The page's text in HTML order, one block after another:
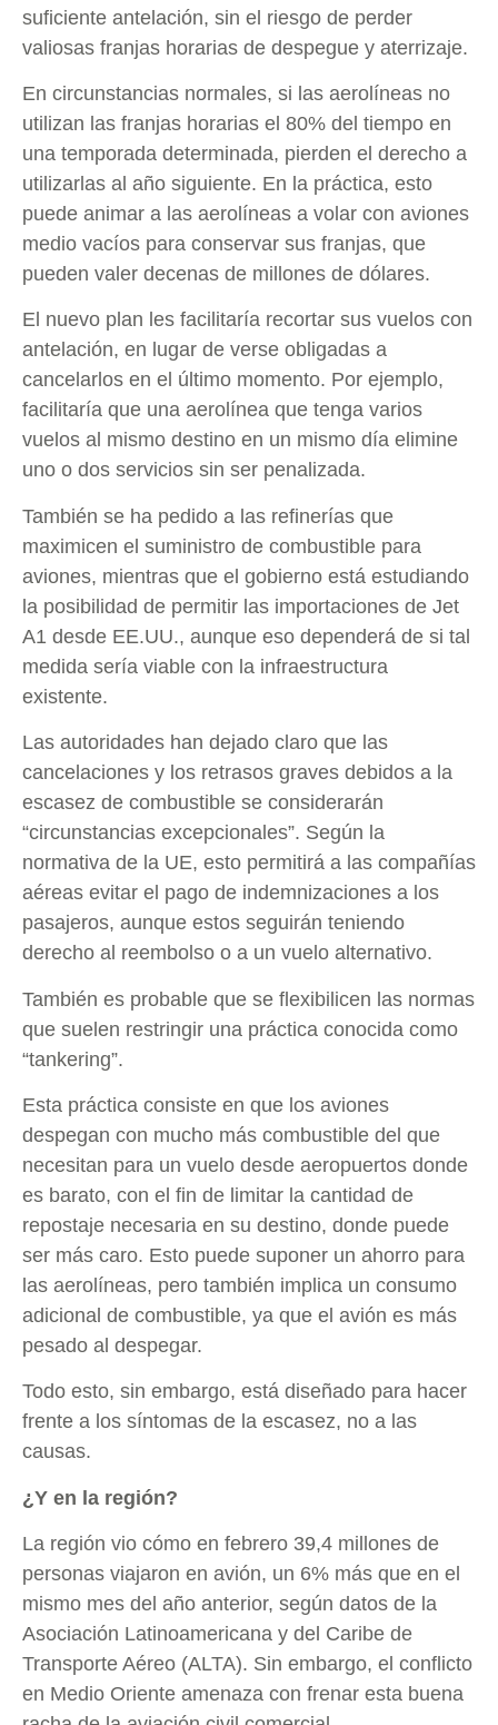
suficiente antelación, sin el riesgo de perder
valiosas franjas horarias de despegue y aterrizaje.
En circunstancias normales, si las aerolíneas no
utilizan las franjas horarias el 80% del tiempo en
una temporada determinada, pierden el derecho a
utilizarlas al año siguiente. En la práctica, esto
puede animar a las aerolíneas a volar con aviones
medio vacíos para conservar sus franjas, que
pueden valer decenas de millones de dólares.
El nuevo plan les facilitaría recortar sus vuelos con
antelación, en lugar de verse obligadas a
cancelarlos en el último momento. Por ejemplo,
facilitaría que una aerolínea que tenga varios
vuelos al mismo destino en un mismo día elimine
uno o dos servicios sin ser penalizada.
También se ha pedido a las refinerías que
maximicen el suministro de combustible para
aviones, mientras que el gobierno está estudiando
la posibilidad de permitir las importaciones de Jet
A1 desde EE.UU., aunque eso dependerá de si tal
medida sería viable con la infraestructura
existente.
Las autoridades han dejado claro que las
cancelaciones y los retrasos graves debidos a la
escasez de combustible se considerarán
“circunstancias excepcionales”. Según la
normativa de la UE, esto permitirá a las compañías
aéreas evitar el pago de indemnizaciones a los
pasajeros, aunque estos seguirán teniendo
derecho al reembolso o a un vuelo alternativo.
También es probable que se flexibilicen las normas
que suelen restringir una práctica conocida como
“tankering”.
Esta práctica consiste en que los aviones
despegan con mucho más combustible del que
necesitan para un vuelo desde aeropuertos donde
es barato, con el fin de limitar la cantidad de
repostaje necesaria en su destino, donde puede
ser más caro. Esto puede suponer un ahorro para
las aerolíneas, pero también implica un consumo
adicional de combustible, ya que el avión es más
pesado al despegar.
Todo esto, sin embargo, está diseñado para hacer
frente a los síntomas de la escasez, no a las
causas.
¿Y en la región?
La región vio cómo en febrero 39,4 millones de
personas viajaron en avión, un 6% más que en el
mismo mes del año anterior, según datos de la
Asociación Latinoamericana y del Caribe de
Transporte Aéreo (ALTA). Sin embargo, el conflicto
en Medio Oriente amenaza con frenar esta buena